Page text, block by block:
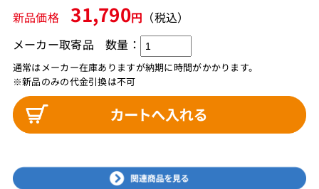
新品価格31,790円 （税込）
メーカー取寄品
通常はメーカー在庫ありますが納期に時間がかかります。
※新品のみの代金引換は不可
数量：